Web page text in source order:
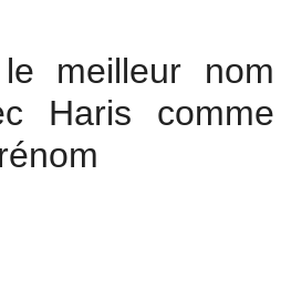
meilleur nom
Haris comme